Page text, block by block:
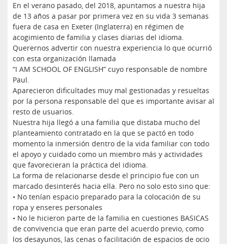
En el verano pasado, del 2018, apuntamos a nuestra hija
de 13 años a pasar por primera vez en su vida 3 semanas
fuera de casa en Exeter (Inglaterra) en régimen de
acogimiento de familia y clases diarias del idioma.
Querernos advertir con nuestra experiencia lo que ocurrió
con esta organización llamada
“I AM SCHOOL OF ENGLISH” cuyo responsable de nombre
Paul.
Aparecieron dificultades muy mal gestionadas y resueltas
por la persona responsable del que es importante avisar al
resto de usuarios.
Nuestra hija llegó a una familia que distaba mucho del
planteamiento contratado en la que se pactó en todo
momento la inmersión dentro de la vida familiar con todo
el apoyo y cuidado como un miembro más y actividades
que favorecieran la práctica del idioma.
La forma de relacionarse desde el principio fue con un
marcado desinterés hacia ella. Pero no solo esto sino que:
• No tenían espacio preparado para la colocación de su
ropa y enseres personales
• No le hicieron parte de la familia en cuestiones BASICAS
de convivencia que eran parte del acuerdo previo, como
los desayunos, las cenas o facilitación de espacios de ocio